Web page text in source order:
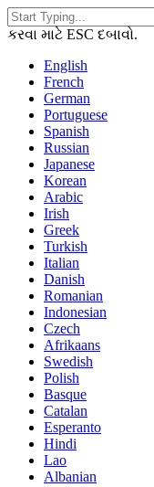
કરવા માટે ESC દબાવો.
English
French
German
Portuguese
Spanish
Russian
Japanese
Korean
Arabic
Irish
Greek
Turkish
Italian
Danish
Romanian
Indonesian
Czech
Afrikaans
Swedish
Polish
Basque
Catalan
Esperanto
Hindi
Lao
Albanian